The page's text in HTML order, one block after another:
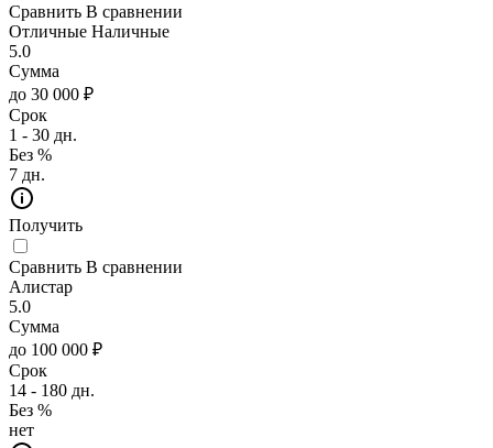
Сравнить В сравнении
Отличные Наличные
5.0
Сумма
до 30 000 ₽
Срок
1 - 30 дн.
Без %
7 дн.
Получить
Сравнить В сравнении
Алистар
5.0
Сумма
до 100 000 ₽
Срок
14 - 180 дн.
Без %
нет